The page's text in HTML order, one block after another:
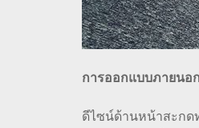
การออกแบบภายนอ
ดีไซน์ด้านหน้าสะกด